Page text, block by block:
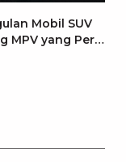
Mobil SUV
MPV yang Perlu